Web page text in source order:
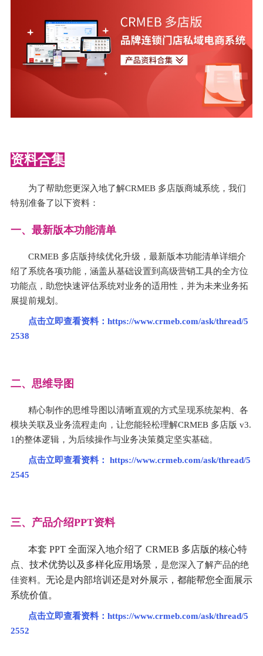
资料合集
为了帮助您更深入地了解CRMEB 多店版商城系统，我们
特别准备了以下资料：
一、最新版本功能清单
CRMEB 多店版持续优化升级，最新版本功能清单详细介
绍了系统各项功能，涵盖从基础设置到高级营销工具的全方位
功能点，助您快速评估系统对业务的适用性，并为未来业务拓
展提前规划。
点击立即查看资料： https://www.crmeb.com/ask/thread/5
2538
二、思维导图
精心制作的思维导图以清晰直观的方式呈现系统架构、各
模块关联及业务流程走向，让您能轻松理解CRMEB 多店版 v3.
1的整体逻辑，为后续操作与业务决策奠定坚实基础。
点击立即查看资料： https://www.crmeb.com/ask/thread/5
2545
三、产品介绍PPT资料
本套 PPT 全面深入地介绍了 CRMEB 多店版的核心特
点、技术优势以及多样化应用场景， 是您深入了解产品的绝
佳资料。 无论是内部培训还是对外展示，都能帮您全面展示
系统价值。
点击立即查看资料： https://www.crmeb.com/ask/thread/5
2552